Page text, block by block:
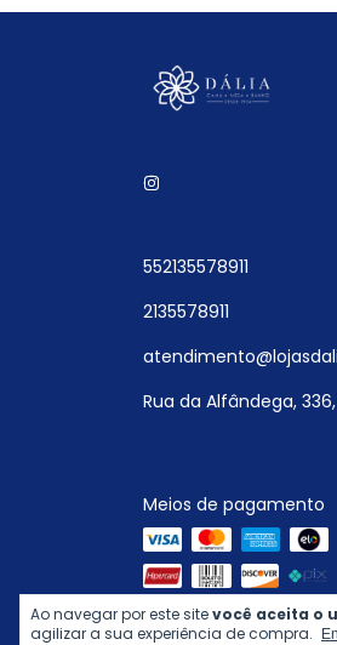
Ao navegar por este sitevocê aceita o
agilizar a sua experiência de compra.
552135578911
2135578911
Rua da Alfândega,
Meios de pagamento